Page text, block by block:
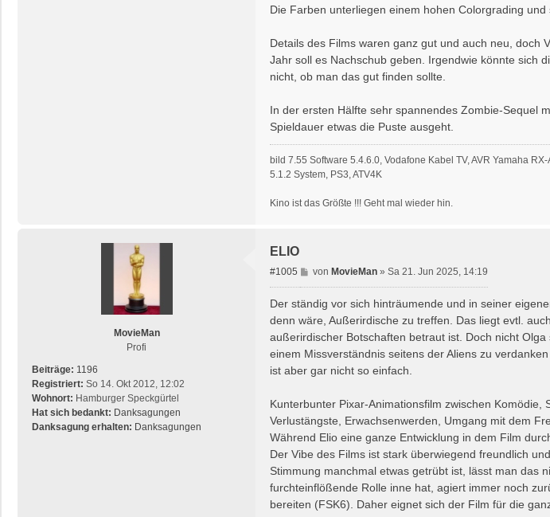
Die Farben unterliegen einem hohen Colorgrading
Details des Films waren ganz gut und auch neu, doch
Jahr soll es Nachschub geben. Irgendwie könnte sich
nicht, ob man das gut finden sollte.
In der ersten Hälfte sehr spannendes Zombie-Sequel
Spieldauer etwas die Puste ausgeht.
bild 7.55 Software 5.4.6.0, Vodafone Kabel TV, AVR Yamaha
5.1.2 System, PS3, ATV4K
Kino ist das Größte !!! Geht mal wieder hin.
MovieMan
Profi
Beiträge: 1196
Registriert: So 14. Okt 2012, 12:02
Wohnort: Hamburger Speckgürtel
Hat sich bedankt: Danksagungen
Danksagung erhalten: Danksagungen
ELIO
#1005
B
e
r
a
g
von MovieMan» Sa 21. Jun 2025, 14:19
Der ständig vor sich hinträumende und in seiner
denn wäre, Außerirdische zu treffen. Das liegt evtl.
außerirdischer Botschaften betraut ist. Doch nicht
einem Missverständnis seitens der Aliens zu
ist aber gar nicht so einfach.
Kunterbunter Pixar-Animationsfilm zwischen
Verlustängste, Erwachsenwerden, Umgang mit dem
Während Elio eine ganze Entwicklung in dem Film
Der Vibe des Films ist stark überwiegend freundlich
Stimmung manchmal etwas getrübt ist, lässt man das
furchteinflößende Rolle inne hat, agiert immer noch
bereiten (FSK6). Daher eignet sich der Film für die